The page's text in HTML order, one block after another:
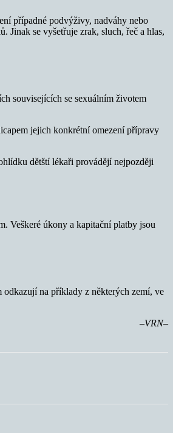
případné podvýživy, nadváhy nebo
se vyšetřuje zrak, sluch, řeč a hlas,
souvisejících se sexuálním životem
jejich konkrétní omezení přípravy
dětští lékaři provádějí nejpozději
Veškeré úkony a kapitační platby jsou
odkazují na příklady z některých zemí, ve
–VRN–